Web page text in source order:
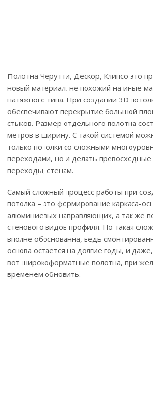
Полотна Черутти, Дескор, Клипсо это
новый материал, не похожий на иные
натяжного типа. При создании 3D
обеспечивают перекрытие большой
стыков. Размер отдельного полотна
метров в ширину. С такой системой
только потолки со сложными
переходами, но и делать
переходы, стенам.
Самый сложный процесс работы при
потолка – это формирование каркаса-
алюминиевых направляющих, а так же
стенового видов профиля. Но такая
вполне обоснованна, ведь
основа остается на долгие годы, и
вот широкоформатные полотна, при
временем обновить.